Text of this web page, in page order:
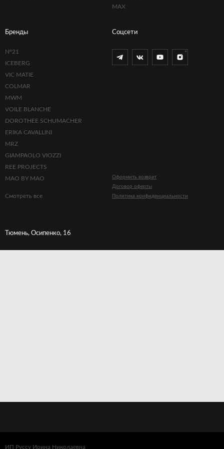
ИП Руссу Ирина Николаевна
Политика конфиденциальности
Договор оферты
Оформить возврат
MAX
Смотреть все
MAO BY MAO
REE PROJECTS
MRZ
GIAMPAOLO VIOZZI
ERIKA CAVALLINI
DOROTHEE SCHUMACHER
VOILE BLANCHE
N°21
ICEBERG
VIC MATIE
COLMAR
MWM
Тюмень, Осипенко, 16
Соцсети
Бренды